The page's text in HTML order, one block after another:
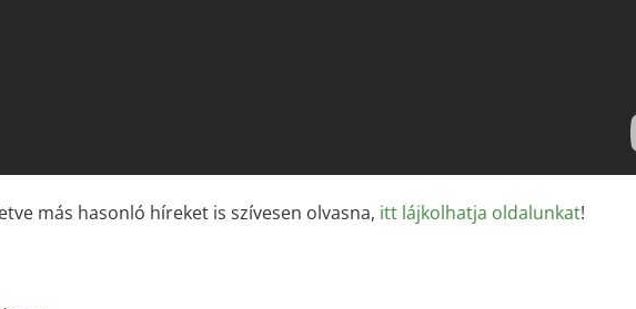
más hasonló híreket is szívesen olvasna, itt lájkolhatja oldalunkat!